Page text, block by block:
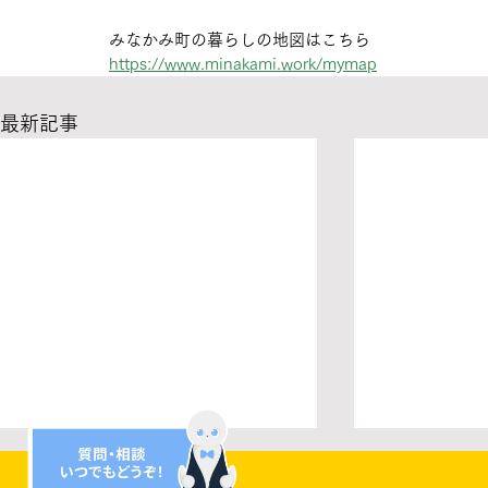
みなかみ町の暮らしの地図はこちら
https://www.minakami.work/mymap
最新記事